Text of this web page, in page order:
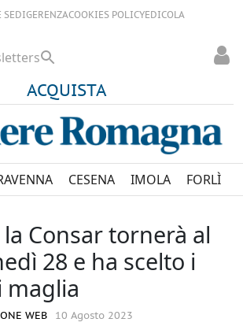
SEDIGERENZACOOKIES POLICYEDICOLA
ACQUISTA
CESENA IMOLA FORLÌ
la Consar tornerà al
28 e ha scelto i
maglia
WEB 10 Agosto 2023